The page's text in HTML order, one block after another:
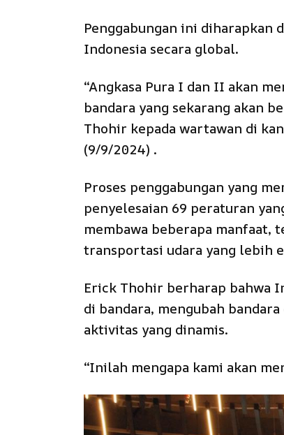
Penggabungan ini diharapkan
Indonesia secara global.
“Angkasa Pura I dan II akan
bandara yang sekarang akan
Thohir kepada wartawan di
(9/9/2024) .
Proses penggabungan yang
penyelesaian 69 peraturan
membawa beberapa manfaat,
transportasi udara yang lebih
Erick Thohir berharap bahwa
di bandara, mengubah
aktivitas yang dinamis.
“Inilah mengapa kami akan